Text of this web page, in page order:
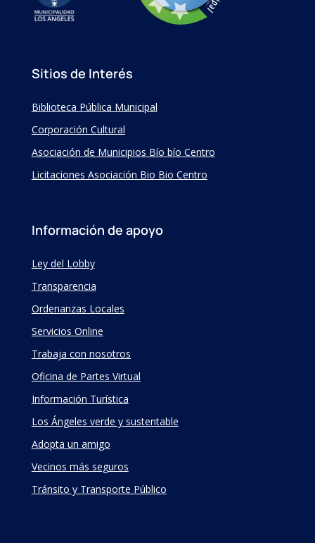
Sitios de Interés
Biblioteca Pública Municipal
Corporación Cultural
Asociación de Municipios Bío bío Centro
Licitaciones Asociación Bio Bio Centro
Información de apoyo
Ley del Lobby
Transparencia
Ordenanzas Locales
Servicios Online
Trabaja con nosotros
Oficina de Partes Virtual
Información Turística
Los Ángeles verde y sustentable
Adopta un amigo
Vecinos más seguros
Tránsito y Transporte Público